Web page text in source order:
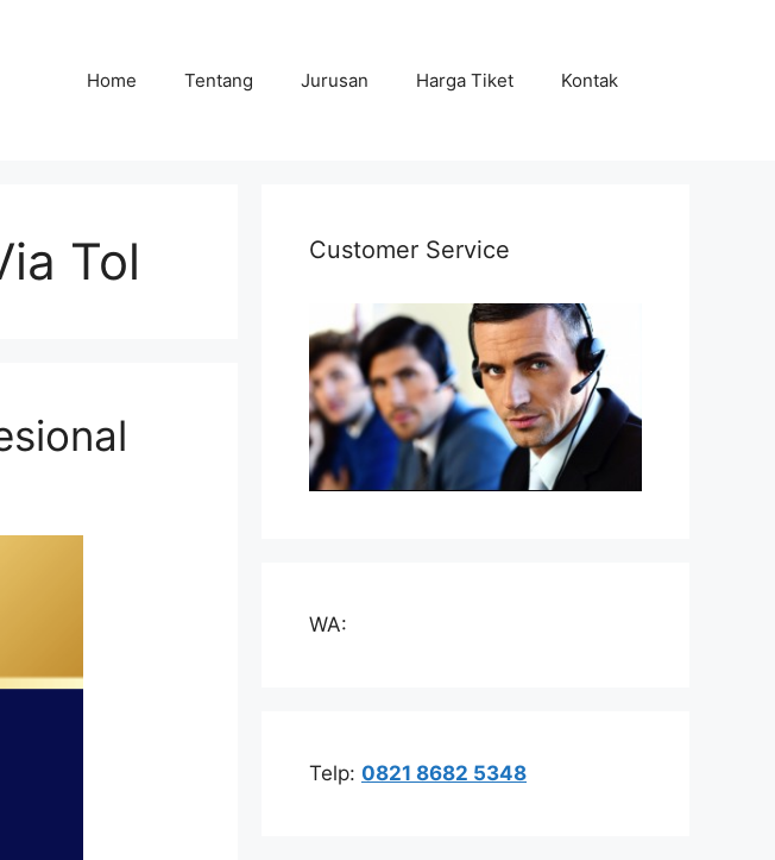
Home Tentang Jurusan Harga Tiket Kontak
Tol Customer Service
WA:
Telp: 0821 8682 5348